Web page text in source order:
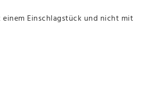
einem Einschlagstück und nicht mit